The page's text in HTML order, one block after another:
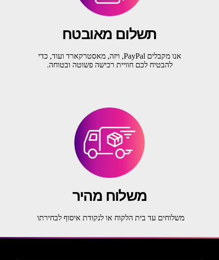
תשלום מאובטח
אנו מקבלים PayPal, ויזה, מאסטרקארד ועוד, כדי
להבטיח לכם חוויית רכישה פשוטה ובטוחה.
משלוח מהיר
משלוחים עד בית הלקוח או לנקודת איסוף לבחירתו